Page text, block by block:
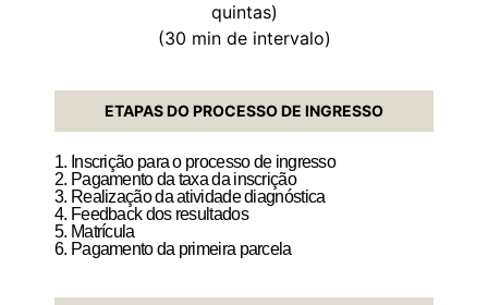
quintas)
(30 min de intervalo)
ETAPAS DO PROCESSO DE INGRESSO
1. Inscrição para o processo de ingresso
2. Pagamento da taxa da inscrição
3. Realização da atividade diagnóstica
4. Feedback dos resultados
5. Matrícula
6. Pagamento da primeira parcela